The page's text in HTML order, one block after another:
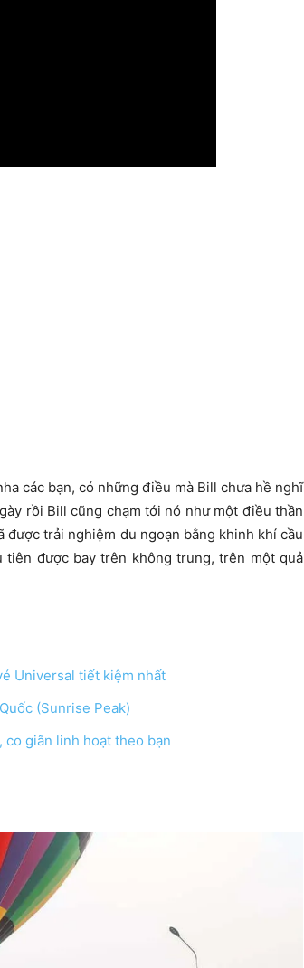
các bạn, có những điều mà Bill chưa hề nghĩ
rồi Bill cũng chạm tới nó như một điều thần
được trải nghiệm du ngoạn bằng khinh khí cầu
tiên được bay trên không trung, trên một quả
Universal tiết kiệm nhất
(Sunrise Peak)
giãn linh hoạt theo bạn